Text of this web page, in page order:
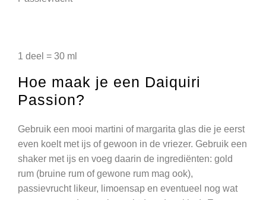
1 deel = 30 ml
Hoe maak je een Daiquiri
Passion?
Gebruik een mooi martini of margarita glas die je eerst
even koelt met ijs of gewoon in de vriezer. Gebruik een
shaker met ijs en voeg daarin de ingrediënten: gold
rum (bruine rum of gewone rum mag ook),
passievrucht likeur, limoensap en eventueel nog wat